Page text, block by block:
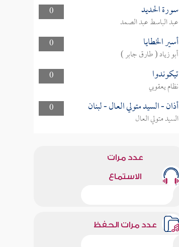
0
سورة الحديد
عبد الباسط عبد الصمد
0
أسير الخطايا
أبو زياد ( طارق جابر )
0
تيكوندوا
نظام يعقوبي
0
أذان - السيد متولي العال - لبنان
السيد متولي العال
عدد مرات
الاستماع
عدد مرات الحفظ